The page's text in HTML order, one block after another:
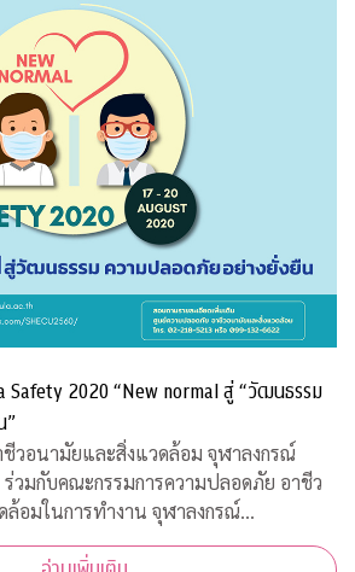
Safety 2020 “New normal สู่ “วัฒนธรรม
”
วอนามัยและสิ่งแวดล้อม จุฬาลงกรณ์
วมกับคณะกรรมการความปลอดภัย อาชีว
อมในการทำงาน จุฬาลงกรณ์
ครือข่าย จัดงาน “Chula Safety 2020